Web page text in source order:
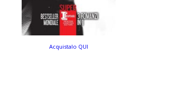
Acquistalo QUI